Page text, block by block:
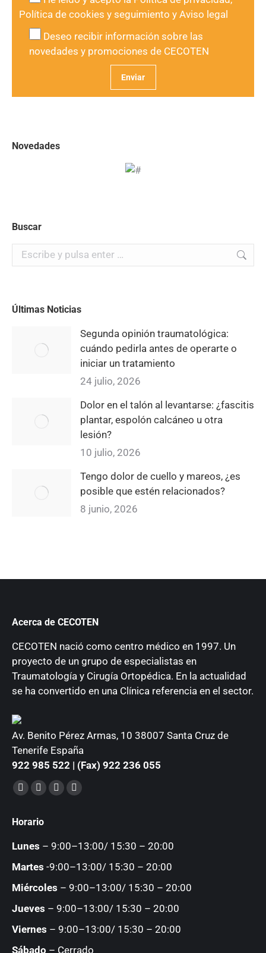
Política de cookies y seguimiento y Aviso legal
Deseo recibir información sobre las
novedades y promociones de CECOTEN
Novedades
Buscar
Buscar:
Últimas Noticias
Segunda opinión traumatológica:
cuándo pedirla antes de operarte o
iniciar un tratamiento
24 julio, 2026
Dolor en el talón al levantarse: ¿fascitis
plantar, espolón calcáneo u otra
lesión?
10 julio, 2026
Tengo dolor de cuello y mareos, ¿es
posible que estén relacionados?
8 junio, 2026
Acerca de CECOTEN
CECOTEN nació como centro médico en 1997. Un
proyecto de un grupo de especialistas en
Traumatología y Cirugía Ortopédica. En la actualidad
se ha convertido en una Clínica referencia en el sector.
Av. Benito Pérez Armas, 10 38007 Santa Cruz de
Tenerife España
922 985 522 | (Fax) 922 236 055
Encuéntranos en:
Facebook
opens
window
YouTube
opens
window
Instagram
in
window
Mail
in
window
Horario
Lunes – 9:00–13:00/ 15:30 – 20:00
Martes -9:00–13:00/ 15:30 – 20:00
Miércoles – 9:00–13:00/ 15:30 – 20:00
Jueves – 9:00–13:00/ 15:30 – 20:00
Viernes – 9:00–13:00/ 15:30 – 20:00
Sábado – Cerrado